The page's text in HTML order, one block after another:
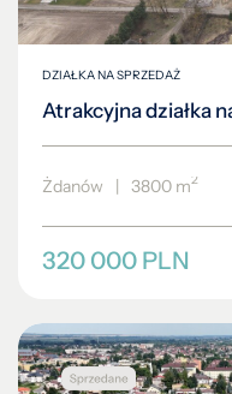
DZIAŁKA NA SPRZEDAŻ
Atrakcyjna działka
Żdanów | 3800 m2
320 000 PLN